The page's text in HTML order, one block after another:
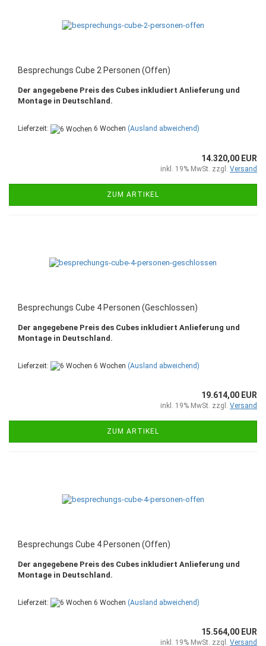
Besprechungs Cube 2 Personen (Offen)
Der angegebene Preis des Cubes inkludiert Anlieferung und
Montage in Deutschland.
Lieferzeit: 6 Wochen (Ausland abweichend)
14.320,00 EUR
inkl. 19% MwSt. zzgl. Versand
ZUM ARTIKEL
Besprechungs Cube 4 Personen (Geschlossen)
Der angegebene Preis des Cubes inkludiert Anlieferung und
Montage in Deutschland.
Lieferzeit: 6 Wochen (Ausland abweichend)
19.614,00 EUR
inkl. 19% MwSt. zzgl. Versand
ZUM ARTIKEL
Besprechungs Cube 4 Personen (Offen)
Der angegebene Preis des Cubes inkludiert Anlieferung und
Montage in Deutschland.
Lieferzeit: 6 Wochen (Ausland abweichend)
15.564,00 EUR
inkl. 19% MwSt. zzgl. Versand